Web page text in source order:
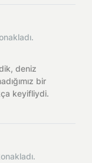
deniz
bir
keyifliydi.